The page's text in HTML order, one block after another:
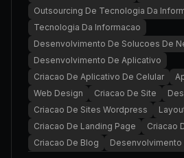
Outsourcing De Tecnologia Da
Tecnologia Da Informacao
Desenvolvimento De Solucoes De
Desenvolvimento De Aplicativo
Criacao De Aplicativo De Celular
Web Design
Criacao De Site
Criacao De Sites Wordpress
Criacao De Landing Page
Criacao
Criacao De Blog
Desenvolvimento